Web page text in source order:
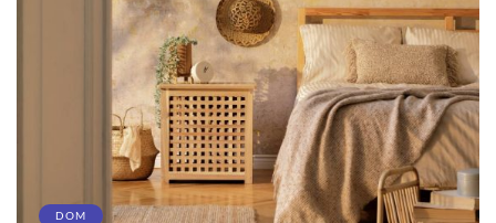
DOM